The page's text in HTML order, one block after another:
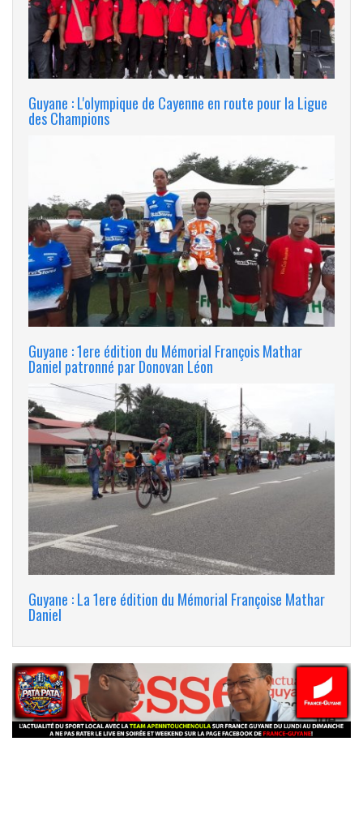
Guyane : L'olympique de Cayenne en route pour la Ligue
des Champions
Guyane : 1ere édition du Mémorial François Mathar
Daniel patronné par Donovan Léon
Guyane : La 1ere édition du Mémorial Françoise Mathar
Daniel
banniere_img